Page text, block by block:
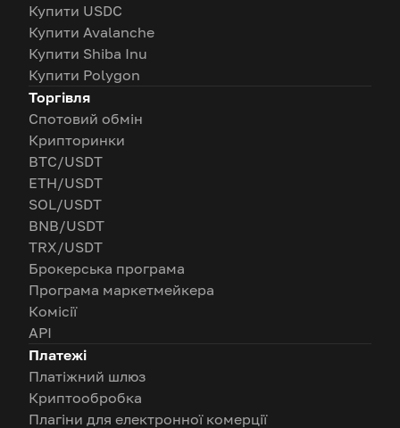
Купити USDC
Купити Avalanche
Купити Shiba Inu
Купити Polygon
Торгівля
Спотовий обмін
Крипторинки
BTC/USDT
ETH/USDT
SOL/USDT
BNB/USDT
TRX/USDT
Брокерська програма
Програма маркетмейкера
Комісії
API
Платежі
Платіжний шлюз
Криптообробка
Плагіни для електронної комерції